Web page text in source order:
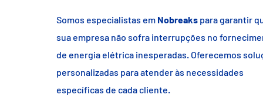
Somos especialistas em Nobreaks para garantir
sua empresa não sofra interrupções no
de energia elétrica inesperadas. Oferecemos
personalizadas para atender às necessidades
específicas de cada cliente.